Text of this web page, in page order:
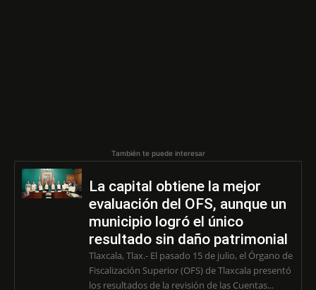
También te puede interesar
La capital obtiene la mejor
evaluación del OFS, aunque un
municipio logró el único
resultado sin daño patrimonial
Tlaxcala, Tlax.- El pasado 15 de julio, el Órgano de
Fiscalización Superior (OFS) de Tlaxcala presentó
los resultados de la revisión de las Cuentas...